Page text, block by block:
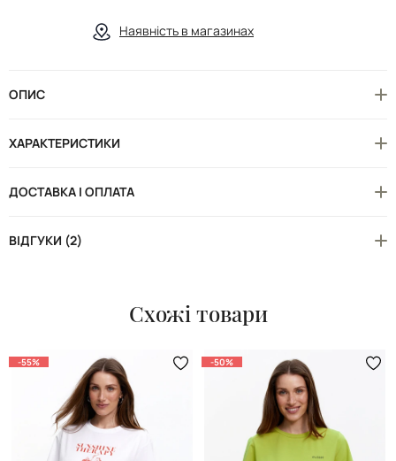
Наявність в магазинах
ОПИС
ХАРАКТЕРИСТИКИ
ДОСТАВКА І ОПЛАТА
ВІДГУКИ (2)
Схожі товари
-55% -50%